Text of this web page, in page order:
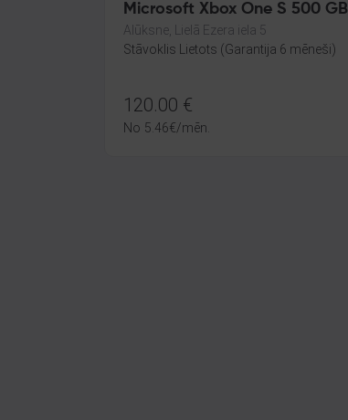
Microsoft Xbox One S 500 GB
Alūksne, Lielā Ezera iela 5
Stāvoklis Lietots (Garantija 6 mēneši)
120.00 €
No 5.46€/mēn.